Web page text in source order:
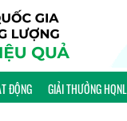
ĐỘNG GIẢI THƯỞNG HQNL